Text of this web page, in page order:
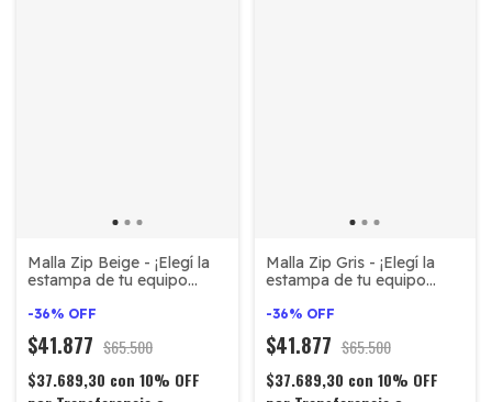
Malla Zip Beige - ¡Elegí la
estampa de tu equipo
-36% OFF
$41.877 $65.500
$37.689,30 con 10% OFF
Malla Zip Gris - ¡Elegí la
estampa de tu equipo
-36% OFF
$41.877 $65.500
$37.689,30 con 10% OFF